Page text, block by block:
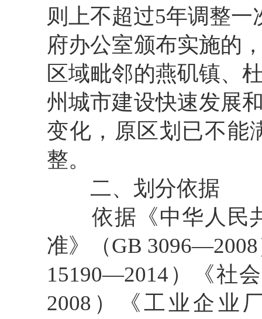
则上不超过5年调整一
府办公室颁布实施的
区域毗邻的燕矶镇、
州城市建设快速发展
变化， 原 区划已不能
整。
二、 划分依据
依据 《中华人
准》（GB 3096—
15190—2014）《社
2008）《工业企业